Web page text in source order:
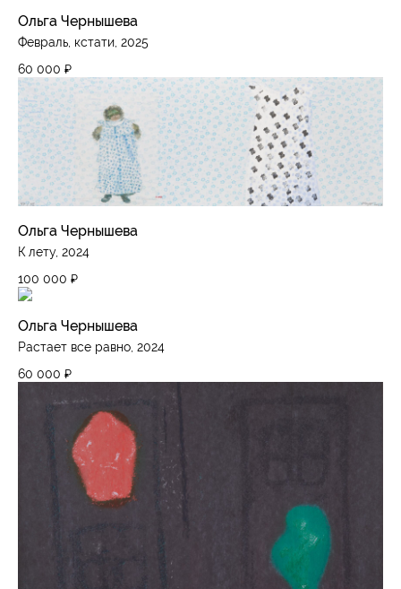
Ольга Чернышева
Февраль, кстати, 2025
60 000 ₽
Ольга Чернышева
К лету, 2024
100 000 ₽
Ольга Чернышева
Растает все равно, 2024
60 000 ₽